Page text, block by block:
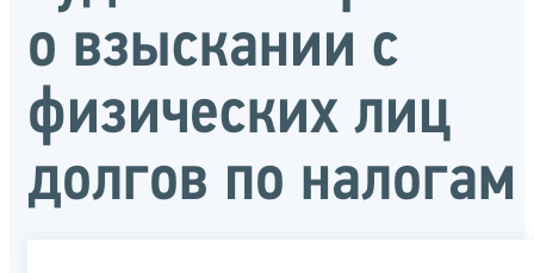
о взыскании с
физических лиц
долгов по налогам